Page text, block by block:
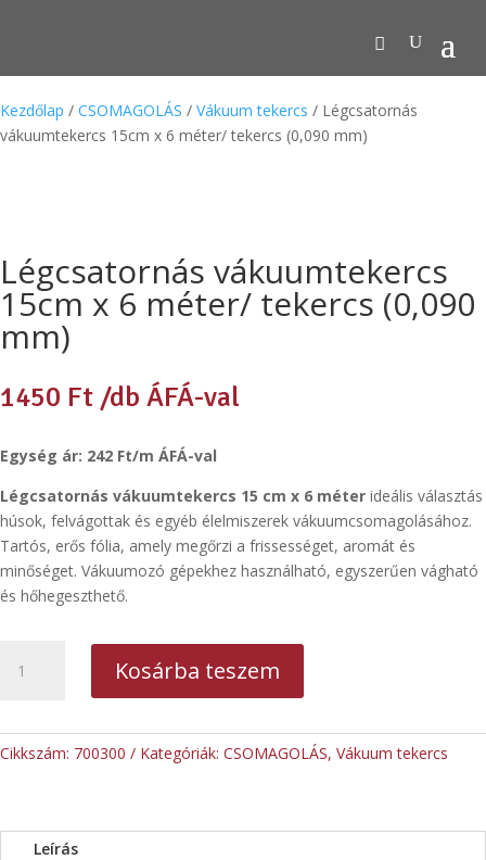
Kezdőlap / CSOMAGOLÁS / Vákuum tekercs / Légcsatornás
vákuumtekercs 15cm x 6 méter/ tekercs (0,090 mm)
Légcsatornás vákuumtekercs
15cm x 6 méter/ tekercs (0,090
mm)
1450 Ft /db ÁFÁ-val
Egység ár: 242 Ft/m ÁFÁ-val
Légcsatornás vákuumtekercs 15 cm x 6 méter ideális választás
húsok, felvágottak és egyéb élelmiszerek vákuumcsomagolásához.
Tartós, erős fólia, amely megőrzi a frissességet, aromát és
minőséget. Vákuumozó gépekhez használható, egyszerűen vágható
és hőhegeszthető.
Légcsatornás
vákuumtekercs
6
(0,090
Kosárba teszem
Cikkszám: 700300 Kategóriák: CSOMAGOLÁS, Vákuum tekercs
Leírás